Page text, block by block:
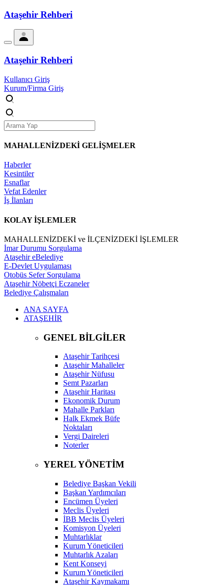
Ataşehir Rehberi
Ataşehir Rehberi
Kullanıcı Giriş
Kurum/Firma Giriş
MAHALLENİZDEKİ GELİŞMELER
Haberler
Kesintiler
Esnaflar
Vefat Edenler
İş İlanları
KOLAY İŞLEMLER
MAHALLENİZDEKİ ve İLÇENİZDEKİ İŞLEMLER
İmar Durumu Sorgulama
Ataşehir eBelediye
E-Devlet Uygulaması
Otobüs Sefer Sorgulama
Ataşehir Nöbetçi Eczaneler
Belediye Çalışmaları
ANA SAYFA
ATAŞEHİR
GENEL BİLGİLER
Ataşehir Tarihçesi
Ataşehir Mahalleler
Ataşehir Nüfusu
Semt Pazarları
Ataşehir Haritası
Ekonomik Durum
Mahalle Parkları
Halk Ekmek Büfe
Noktaları
Vergi Daireleri
Noterler
YEREL YÖNETİM
Belediye Başkan Vekili
Başkan Yardımcıları
Encümen Üyeleri
Meclis Üyeleri
İBB Meclis Üyeleri
Komisyon Üyeleri
Muhtarlıklar
Kurum Yöneticileri
Muhtarlık Azaları
Kent Konseyi
Kurum Yöneticileri
Ataşehir Kaymakamı